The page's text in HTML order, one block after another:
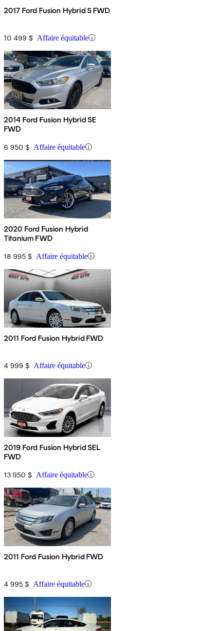
2017 Ford Fusion Hybrid S FWD
10 499 $ Affaire équitable
2014 Ford Fusion Hybrid SE
FWD
6 950 $ Affaire équitable
2020 Ford Fusion Hybrid
Titanium FWD
18 995 $ Affaire équitable
2011 Ford Fusion Hybrid FWD
4 999 $ Affaire équitable
2019 Ford Fusion Hybrid SEL
FWD
13 950 $ Affaire équitable
2011 Ford Fusion Hybrid FWD
4 995 $ Affaire équitable